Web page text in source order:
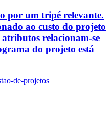
por um tripé relevante.
ao custo do projeto
atributos relacionam-se
do projeto está
de-projetos